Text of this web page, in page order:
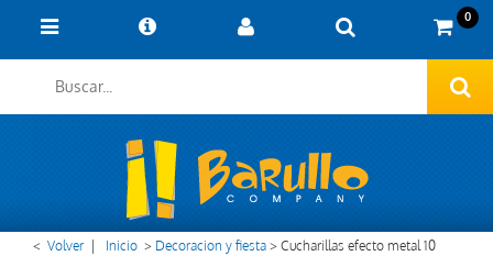
0
< Volver Inicio > Decoracion y fiesta>Cucharillas efecto metal 10